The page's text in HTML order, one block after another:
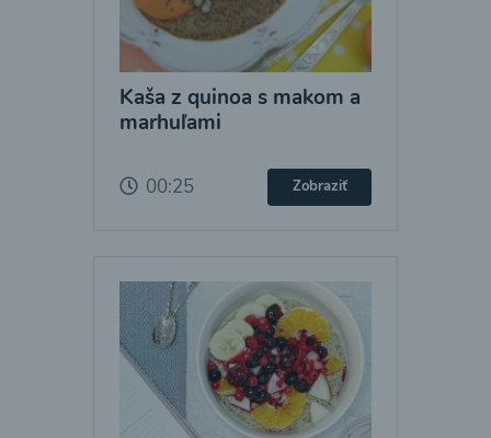
Kaša z quinoa s makom a
marhuľami
00:25 Zobraziť